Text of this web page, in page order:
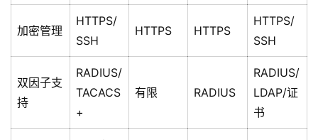
加密管理
HTTPS/
SSH
HTTPS HTTPS
HTTPS/
SSH
双因子支
持
RADIUS/
TACACS
+
有限 RADIUS
RADIUS/
LDAP/证
书